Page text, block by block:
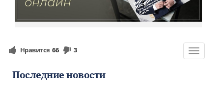
Toggle
Нравится 66 3
Последние новости